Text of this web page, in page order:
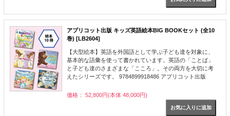
アプリコット出版 キッズ英語絵本BIG BOOKセット (全10
巻) [LB2604]
【大型絵本】英語を外国語として学ぶ子ども達を対象に、
基本的な語彙を使って書かれています。英語の「ことば」
と子ども達のさまざまな「こころ」。その両方を大切に考
えたシリーズです。 9784899918486 アプリコット出版
価格： 52,800円(本体 48,000円)